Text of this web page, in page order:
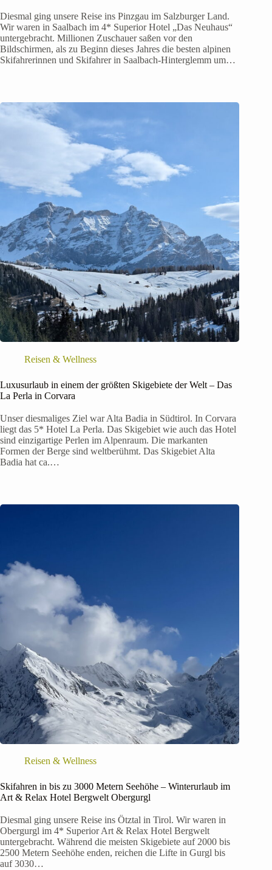
Diesmal ging unsere Reise ins Pinzgau im Salzburger Land.
Wir waren in Saalbach im 4* Superior Hotel „Das Neuhaus“
untergebracht. Millionen Zuschauer saßen vor den
Bildschirmen, als zu Beginn dieses Jahres die besten alpinen
Skifahrerinnen und Skifahrer in Saalbach-Hinterglemm um…
Reisen & Wellness
Luxusurlaub in einem der größten Skigebiete der Welt – Das
La Perla in Corvara
Unser diesmaliges Ziel war Alta Badia in Südtirol. In Corvara
liegt das 5* Hotel La Perla. Das Skigebiet wie auch das Hotel
sind einzigartige Perlen im Alpenraum. Die markanten
Formen der Berge sind weltberühmt. Das Skigebiet Alta
Badia hat ca.…
Reisen & Wellness
Skifahren in bis zu 3000 Metern Seehöhe – Winterurlaub im
Art & Relax Hotel Bergwelt Obergurgl
Diesmal ging unsere Reise ins Ötztal in Tirol. Wir waren in
Obergurgl im 4* Superior Art & Relax Hotel Bergwelt
untergebracht. Während die meisten Skigebiete auf 2000 bis
2500 Metern Seehöhe enden, reichen die Lifte in Gurgl bis
auf 3030…